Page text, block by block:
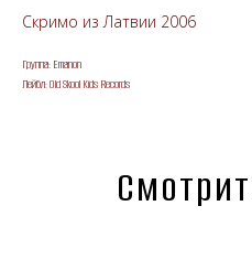
Скримо из Латвии 2006
Группа: Emanon
Лейбл: Old Skool Kids Records